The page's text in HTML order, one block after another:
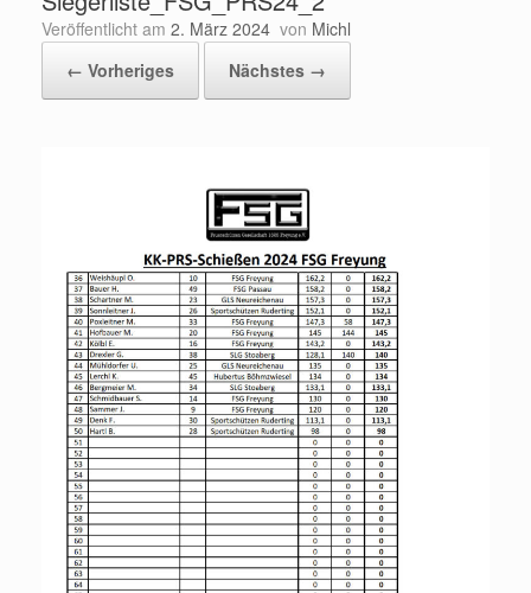
Veröffentlicht am 2. März 2024 von Michl
← Vorheriges
Nächstes →